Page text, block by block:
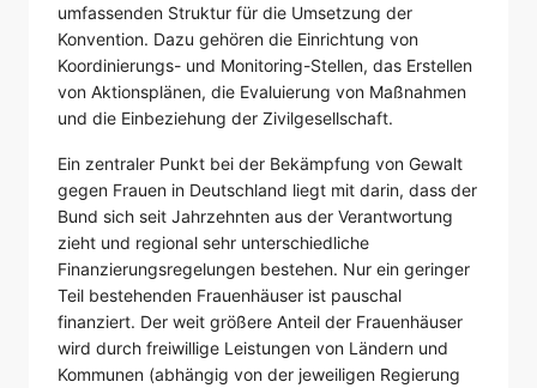
umfassenden Struktur für die Umsetzung der
Konvention. Dazu gehören die Einrichtung von
Koordinierungs- und Monitoring-Stellen, das Erstellen
von Aktionsplänen, die Evaluierung von Maßnahmen
und die Einbeziehung der Zivilgesellschaft.
Ein zentraler Punkt bei der Bekämpfung von Gewalt
gegen Frauen in Deutschland liegt mit darin, dass der
Bund sich seit Jahrzehnten aus der Verantwortung
zieht und regional sehr unterschiedliche
Finanzierungsregelungen bestehen. Nur ein geringer
Teil bestehenden Frauenhäuser ist pauschal
finanziert. Der weit größere Anteil der Frauenhäuser
wird durch freiwillige Leistungen von Ländern und
Kommunen (abhängig von der jeweiligen Regierung